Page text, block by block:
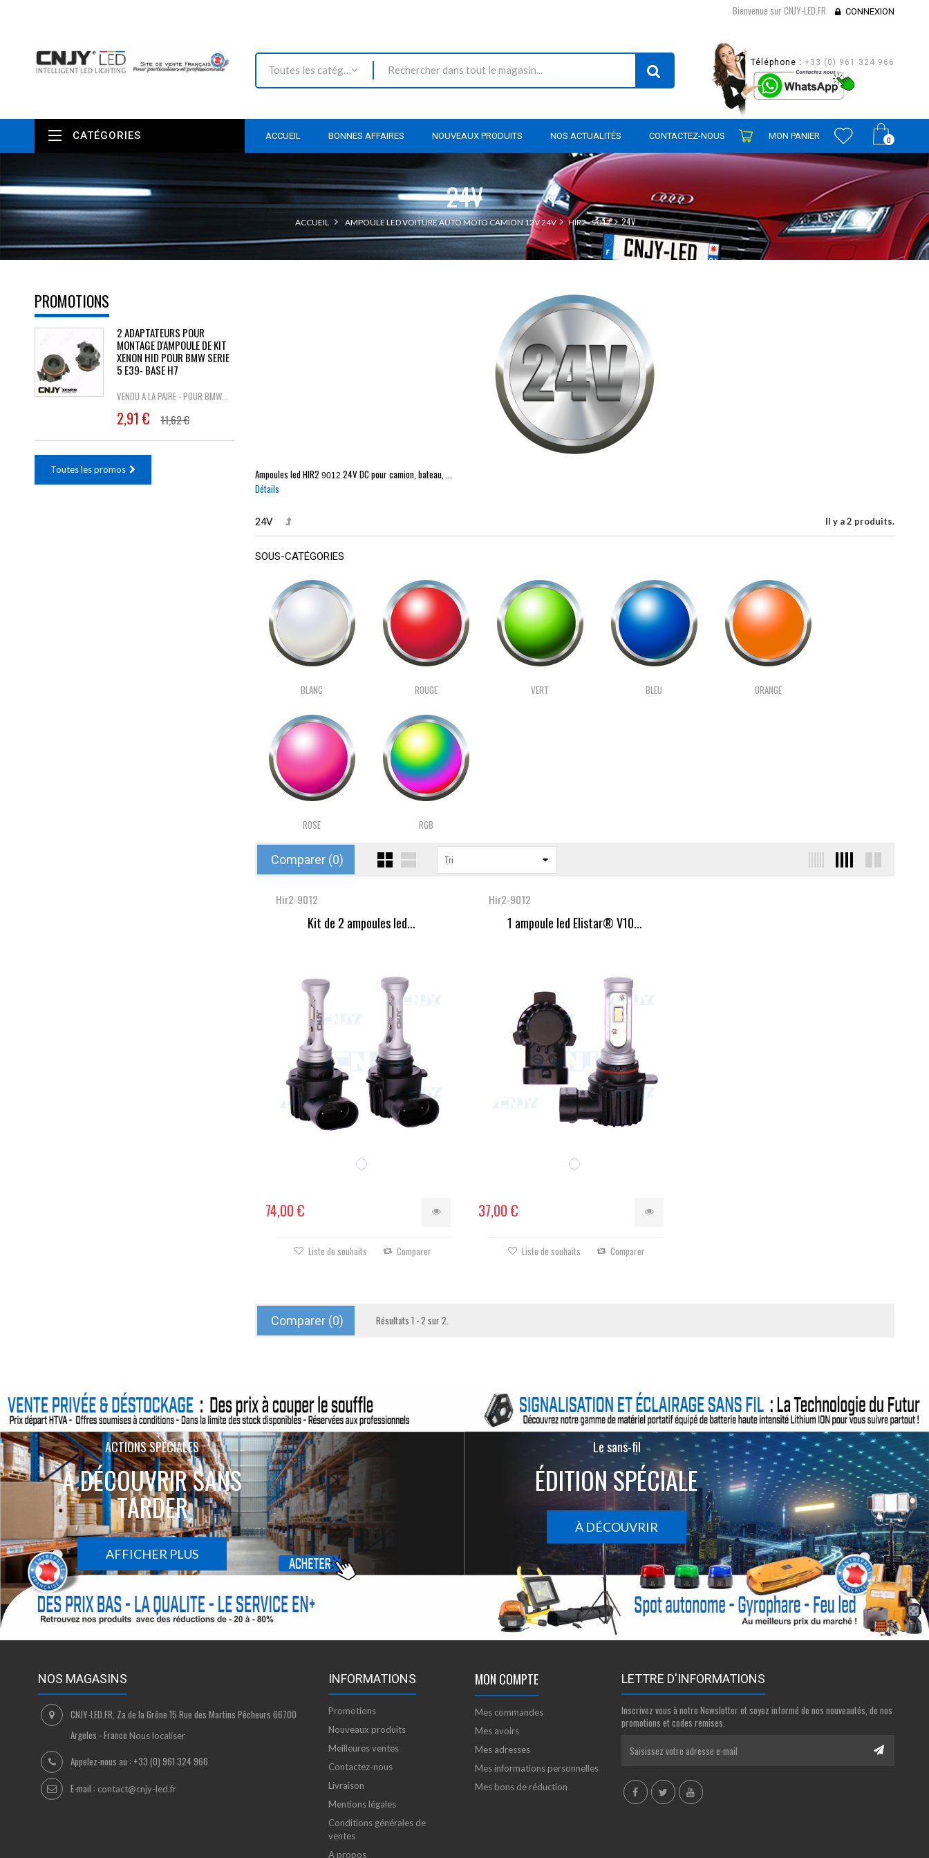
Bienvenue sur CNJY-LED.FR CONNEXION
Toutes les catégories
Téléphone : +33 (0) 961 324 966
0
ACCUEIL BONNES AFFAIRES NOUVEAUX PRODUITS NOS ACTUALITÉS CONTACTEZ-NOUS MON PANIER
CATÉGORIES
24V
ACCUEIL AMPOULE LED VOITURE AUTO MOTO CAMION 12V 24V HIR2 - 9012 24V
PROMOTIONS
2 ADAPTATEURS POUR
MONTAGE D'AMPOULE DE KIT
XENON HID POUR BMW SERIE
5 E39- BASE H7
VENDU A LA PAIRE - POUR BMW...
2,91 € 11,62 €
Toutes les promos Ampoules ledHIR2 9012 24V DC pour camion, bateau, ...
Détails
24V Il y a 2 produits.
SOUS-CATÉGORIES
BLANC ROUGE VERT BLEU ORANGE
ROSE RGB
Comparer (0) Tri
Hir2-9012
Kit de 2 ampoules led...
74,00 €
Liste de souhaits Comparer
Hir2-9012
1 ampoule led Elistar® V10...
37,00 €
Liste de souhaits Comparer
Comparer (0) Résultats 1 - 2 sur 2.
ACTIONS SPÉCIALES
À DÉCOUVRIR SANS
TARDER
AFFICHER PLUS
Le sans-fil
ÉDITION SPÉCIALE
À DÉCOUVRIR
NOS MAGASINS
CNJY-LED.FR, Za de la Grône 15 Rue des Martins Pêcheurs 66700
Argeles - France Nous localiser
Appelez-nous au : +33 (0) 961 324 966
E-mail : contact@cnjy-led.fr
INFORMATIONS
Promotions
Nouveaux produits
Meilleures ventes
Contactez-nous
Livraison
Mentions légales
Conditions générales de
ventes
A propos
MON COMPTE
Mes commandes
Mes avoirs
Mes adresses
Mes informations personnelles
Mes bons de réduction
LETTRE D'INFORMATIONS
Inscrivez vous à notre Newsletter et soyez informé de nos nouveautés, de nos
promotions et codes remises.